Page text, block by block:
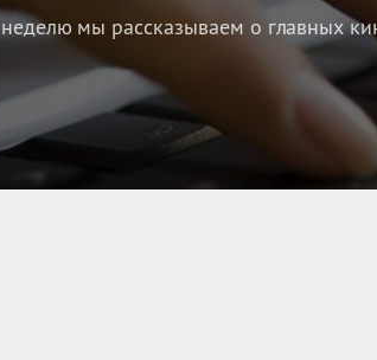
мы рассказываем о главных